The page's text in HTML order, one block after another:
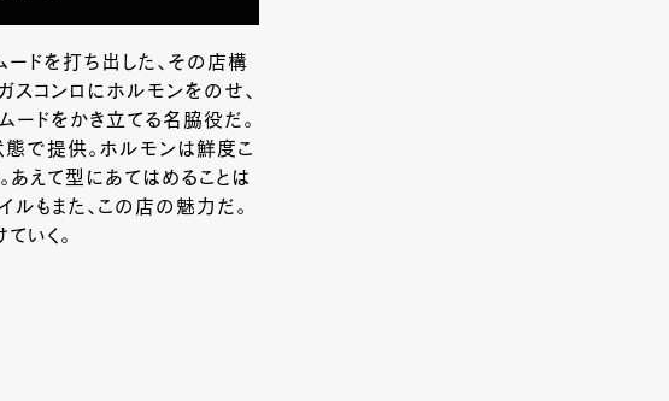
ドを打ち出した、その店構
スコンロにホルモンをのせ、
ードをかき立てる名脇役だ。
で提供。ホルモンは鮮度こ
あえて型にあてはめることは
もまた、この店の魅力だ。
いく。